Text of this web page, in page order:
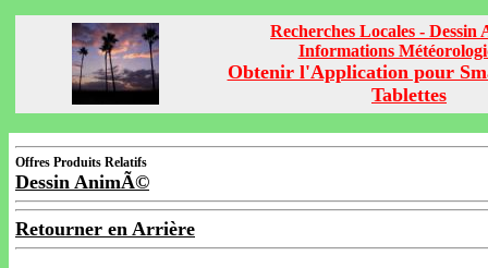
Recherches Locales -
Informations
Obtenir l'Application pour
Tablettes
Offres Produits Relatifs
Dessin AnimÃ©
Retourner en Arrière